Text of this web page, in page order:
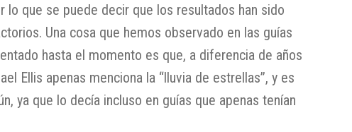
lo que se puede decir que los resultados han sido
Una cosa que hemos observado en las guías
hasta el momento es que, a diferencia de años
Ellis apenas menciona la “lluvia de estrellas”, y es
ya que lo decía incluso en guías que apenas tenían